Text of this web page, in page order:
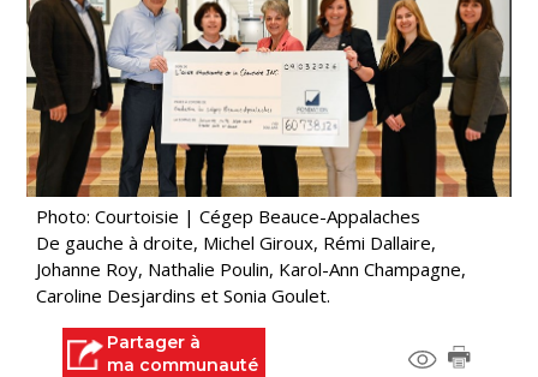
Photo: Courtoisie | Cégep Beauce-Appalaches
De gauche à droite, Michel Giroux, Rémi Dallaire,
Johanne Roy, Nathalie Poulin, Karol-Ann Champagne,
Caroline Desjardins et Sonia Goulet.
Partager à
ma communauté